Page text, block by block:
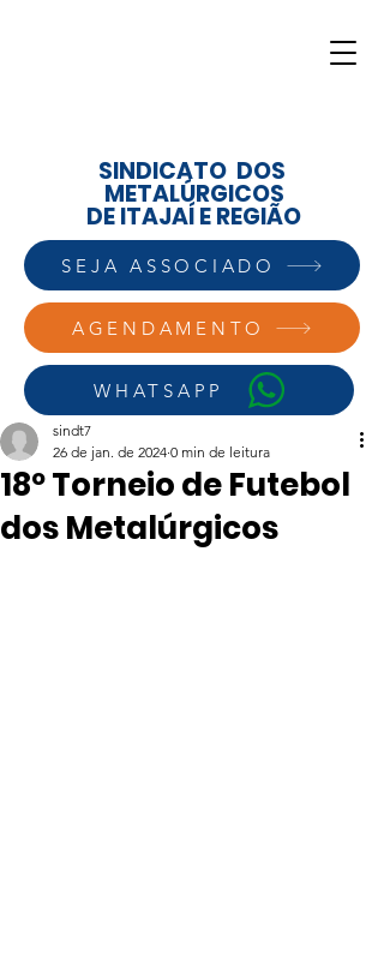
AGENDAMENTO
WHATSAPP
SINDICATO DOS
METALÚRGICOS
DE ITAJAÍ E REGIÃO
SEJA ASSOCIADO
18º Torneio de Futebol
dos Metalúrgicos
sindt7
26 de jan. de 2024 0 min de leitura